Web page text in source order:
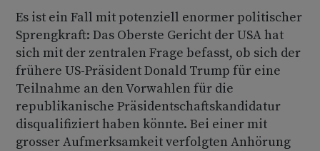
Es ist ein Fall mit potenziell enormer politischer
Sprengkraft: Das Oberste Gericht der USA hat
sich mit der zentralen Frage befasst, ob sich der
frühere US-Präsident Donald Trump für eine
Teilnahme an den Vorwahlen für die
republikanische Präsidentschaftskandidatur
disqualifiziert haben könnte. Bei einer mit
grosser Aufmerksamkeit verfolgten Anhörung